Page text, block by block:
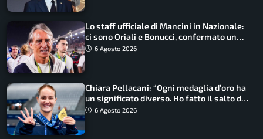
Lo staff ufficiale di Mancini in Nazionale:
ci sono Oriali e Bonucci, confermato un
ritorno
6 Agosto 2026
Chiara Pellacani: “Ogni medaglia d’oro ha
un significato diverso. Ho fatto il salto di
qualità”
6 Agosto 2026